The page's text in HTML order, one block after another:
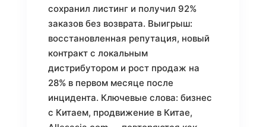
сохранил листинг и получил 92%
заказов без возврата. Выигрыш:
восстановленная репутация, новый
контракт с локальным
дистрибутором и рост продаж на
28% в первом месяце после
инцидента. Ключевые слова: бизнес
с Китаем, продвижение в Китае,